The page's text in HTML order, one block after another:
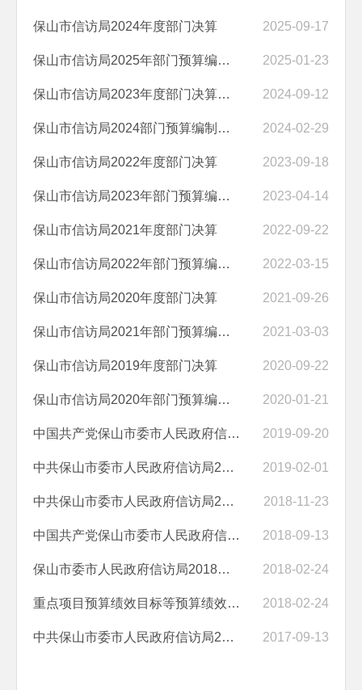
保山市信访局2024年度部门决算 2025-09-17
保山市信访局2025年部门预算编制说明 2025-01-23
保山市信访局2023年度部门决算公开报告 2024-09-12
保山市信访局2024部门预算编制说明 2024-02-29
保山市信访局2022年度部门决算 2023-09-18
保山市信访局2023年部门预算编制说明 2023-04-14
保山市信访局2021年度部门决算 2022-09-22
保山市信访局2022年部门预算编制说明 2022-03-15
保山市信访局2020年度部门决算 2021-09-26
保山市信访局2021年部门预算编制说明 2021-03-03
保山市信访局2019年度部门决算 2020-09-22
保山市信访局2020年部门预算编制说明 2020-01-21
中国共产党保山市委市人民政府信访局2018年度部门决算 2019-09-20
中共保山市委市人民政府信访局2019年部门预算编制说明 2019-02-01
中共保山市委市人民政府信访局2017年部门预算公开补充说明 2018-11-23
中国共产党保山市委市人民政府信访局2017年度部门决算 2018-09-13
保山市委市人民政府信访局2018年部门预算编制说明 2018-02-24
重点项目预算绩效目标等预算绩效情况说明 2018-02-24
中共保山市委市人民政府信访局2016年度部门决算 2017-09-13